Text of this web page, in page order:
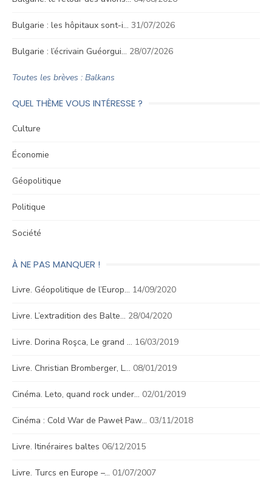
Bulgarie : les hôpitaux sont-i… 31/07/2026
Bulgarie : l’écrivain Guéorgui… 28/07/2026
Toutes les brèves : Balkans
QUEL THÈME VOUS INTÉRESSE ?
Culture
Économie
Géopolitique
Politique
Société
À NE PAS MANQUER !
Livre. Géopolitique de l’Europ… 14/09/2020
Livre. L’extradition des Balte… 28/04/2020
Livre. Dorina Roşca, Le grand … 16/03/2019
Livre. Christian Bromberger, L… 08/01/2019
Cinéma. Leto, quand rock under… 02/01/2019
Cinéma : Cold War de Paweł Paw… 03/11/2018
Livre. Itinéraires baltes 06/12/2015
Livre. Turcs en Europe –… 01/07/2007